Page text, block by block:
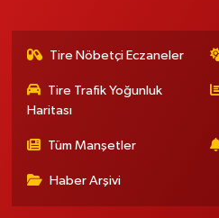
Tire Nöbetçi Eczaneler
Tire Trafik Yoğunluk
Haritası
Tüm Manşetler
Haber Arşivi